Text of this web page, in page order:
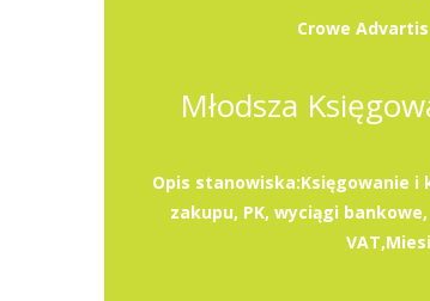
Crowe
Młodsza
Opis stanowiska:Księgowanie
zakupu, PK, wyciągi